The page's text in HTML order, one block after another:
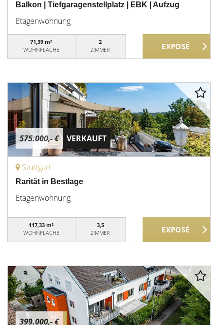
Balkon | Tiefgaragenstellplatz | EBK | Aufzug
Etagenwohnung
71,39 m²
WOHNFLÄCHE
2
ZIMMER
575.000,- € VERKAUFT
Stuttgart
Rarität in Bestlage
Etagenwohnung
117,33 m²
WOHNFLÄCHE
3,5
ZIMMER
399.000,- €